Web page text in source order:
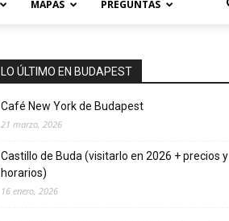
MAPAS PREGUNTAS
LO ÚLTIMO EN BUDAPEST
Café New York de Budapest
21 marzo, 2026
Castillo de Buda (visitarlo en 2026 + precios y
horarios)
16 enero, 2026